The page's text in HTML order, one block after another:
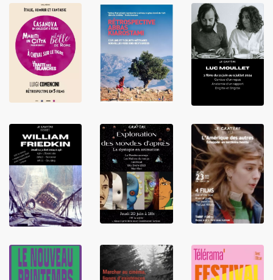
LIRE LIRE LIRE
LIRE LIRE LIRE